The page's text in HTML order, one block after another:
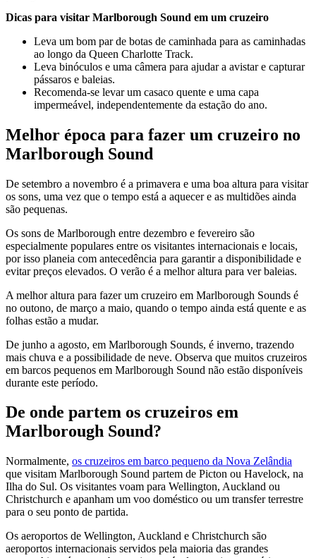
Dicas para visitar Marlborough Sound em um cruzeiro
Leva um bom par de botas de caminhada para as caminhadas
ao longo da Queen Charlotte Track.
Leva binóculos e uma câmera para ajudar a avistar e capturar
pássaros e baleias.
Recomenda-se levar um casaco quente e uma capa
impermeável, independentemente da estação do ano.
Melhor época para fazer um cruzeiro no
Marlborough Sound
De setembro a novembro é a primavera e uma boa altura para visitar
os sons, uma vez que o tempo está a aquecer e as multidões ainda
são pequenas.
Os sons de Marlborough entre dezembro e fevereiro são
especialmente populares entre os visitantes internacionais e locais,
por isso planeia com antecedência para garantir a disponibilidade e
evitar preços elevados. O verão é a melhor altura para ver baleias.
A melhor altura para fazer um cruzeiro em Marlborough Sounds é
no outono, de março a maio, quando o tempo ainda está quente e as
folhas estão a mudar.
De junho a agosto, em Marlborough Sounds, é inverno, trazendo
mais chuva e a possibilidade de neve. Observa que muitos cruzeiros
em barcos pequenos em Marlborough Sound não estão disponíveis
durante este período.
De onde partem os cruzeiros em
Marlborough Sound?
Normalmente, os cruzeiros em barco pequeno da Nova Zelândia
que visitam Marlborough Sound partem de Picton ou Havelock, na
Ilha do Sul. Os visitantes voam para Wellington, Auckland ou
Christchurch e apanham um voo doméstico ou um transfer terrestre
para o seu ponto de partida.
Os aeroportos de Wellington, Auckland e Christchurch são
aeroportos internacionais servidos pela maioria das grandes